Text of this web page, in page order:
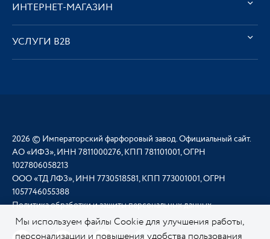
ИНТЕРНЕТ-МАГАЗИН
УСЛУГИ В2В
2026 © Императорский фарфоровый завод. Официальный сайт.
АО «ИФЗ», ИНН 7811000276, КПП 781101001, ОГРН
1027806058213
ООО «ТД ЛФЗ», ИНН 7730518581, КПП 773001001, ОГРН
1057746055388
Политика обработки и защиты персональных данных
Мы используем файлы Cookie для улучшения работы,